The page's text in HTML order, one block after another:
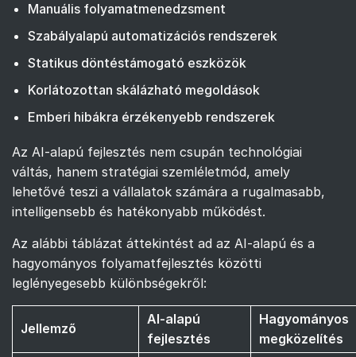
Manuális folyamatmenedzsment
Szabályalapú automatizációs rendszerek
Statikus döntéstámogató eszközök
Korlátozottan skálázható megoldások
Emberi hibákra érzékenyebb rendszerek
Az AI-alapú fejlesztés nem csupán technológiai
váltás, hanem stratégiai szemléletmód, amely
lehetővé teszi a vállalatok számára a rugalmasabb,
intelligensebb és hatékonyabb működést.
Az alábbi táblázat áttekintést ad az AI-alapú és a
hagyományos folyamatfejlesztés közötti
leglényegesebb különbségekről:
Jellemző
AI-alapú
fejlesztés
Hagyományos
megközelítés